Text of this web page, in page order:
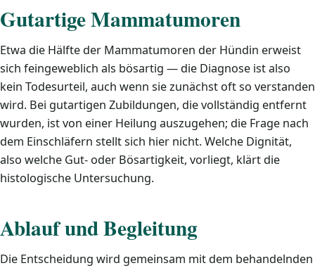
Gutartige Mammatumoren
Etwa die Hälfte der Mammatumoren der Hündin erweist
sich feingeweblich als bösartig — die Diagnose ist also
kein Todesurteil, auch wenn sie zunächst oft so verstanden
wird. Bei gutartigen Zubildungen, die vollständig entfernt
wurden, ist von einer Heilung auszugehen; die Frage nach
dem Einschläfern stellt sich hier nicht. Welche Dignität,
also welche Gut- oder Bösartigkeit, vorliegt, klärt die
histologische Untersuchung.
Ablauf und Begleitung
Die Entscheidung wird gemeinsam mit dem behandelnden